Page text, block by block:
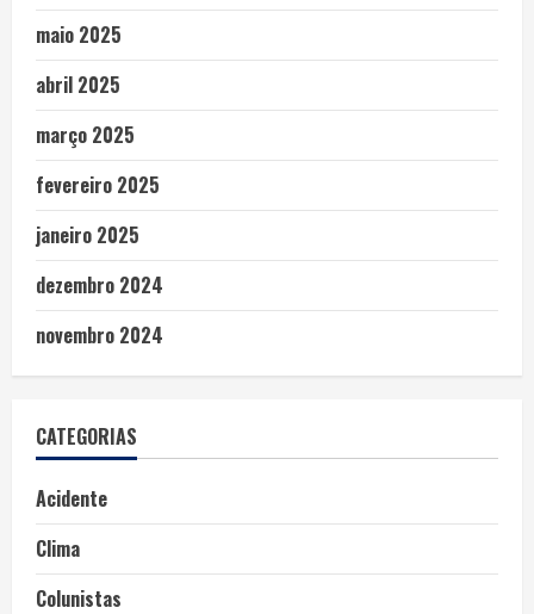
maio 2025
abril 2025
março 2025
fevereiro 2025
janeiro 2025
dezembro 2024
novembro 2024
CATEGORIAS
Acidente
Clima
Colunistas